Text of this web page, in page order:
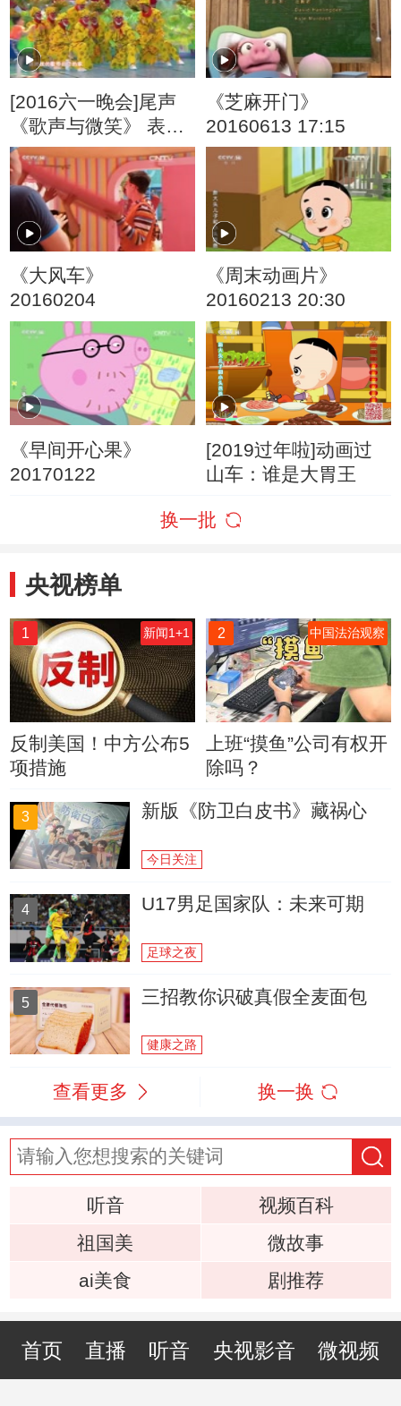
[2016六一晚会]尾声
《歌声与微笑》 表
演：银河少儿电视艺
术团等
《芝麻开门》
20160613 17:15
《大风车》
20160204
《周末动画片》
20160213 20:30
《早间开心果》
20170122
[2019过年啦]动画过
山车：谁是大胃王
换一批
央视榜单
1 新闻1+1
反制美国！中方公布5
项措施
2 中国法治观察
上班“摸鱼”公司有权开
除吗？
3 新版《防卫白皮书》藏祸心
今日关注
4 U17男足国家队：未来可期
足球之夜
5 三招教你识破真假全麦面包
健康之路
查看更多 换一换
听音
视频百科
祖国美
微故事
ai美食
剧推荐
首页 直播 听音 央视影音 微视频